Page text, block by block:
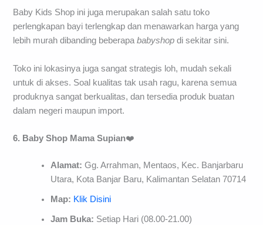
Baby Kids Shop ini juga merupakan salah satu toko
perlengkapan bayi terlengkap dan menawarkan harga yang
lebih murah dibanding beberapababyshop di sekitar sini.
Toko ini lokasinya juga sangat strategis loh, mudah sekali
untuk di akses. Soal kualitas tak usah ragu, karena semua
produknya sangat berkualitas, dan tersedia produk buatan
dalam negeri maupun import.
6. Baby Shop Mama Supian❤️
Alamat:Gg. Arrahman, Mentaos, Kec. Banjarbaru
Utara, Kota Banjar Baru, Kalimantan Selatan 70714
Map: Klik Disini
Jam Buka: Setiap Hari (08.00-21.00)